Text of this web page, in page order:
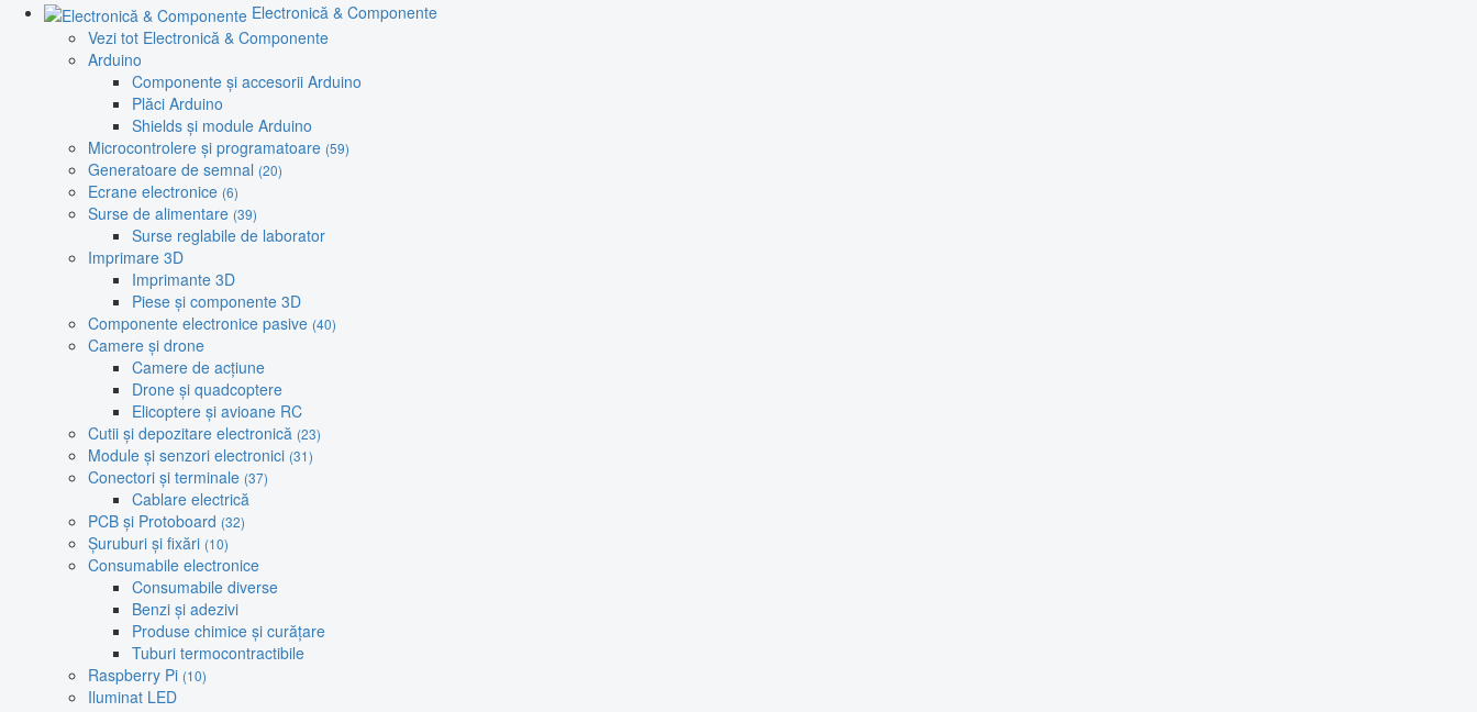
Electronică & Componente
Vezi tot Electronică & Componente
Arduino
Componente și accesorii Arduino
Plăci Arduino
Shields și module Arduino
Microcontrolere și programatoare (59)
Generatoare de semnal (20)
Ecrane electronice (6)
Surse de alimentare (39)
Surse reglabile de laborator
Imprimare 3D
Imprimante 3D
Piese și componente 3D
Componente electronice pasive (40)
Camere și drone
Camere de acțiune
Drone și quadcoptere
Elicoptere și avioane RC
Cutii și depozitare electronică (23)
Module și senzori electronici (31)
Conectori și terminale (37)
Cablare electrică
PCB și Protoboard (32)
Șuruburi și fixări (10)
Consumabile electronice
Consumabile diverse
Benzi și adezivi
Produse chimice și curățare
Tuburi termocontractibile
Raspberry Pi (10)
Iluminat LED